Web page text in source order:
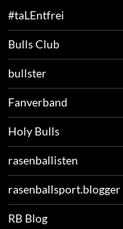
#taLEntfrei
Bulls Club
bullster
Fanverband
Holy Bulls
rasenballisten
rasenballsport.blogger
RB Blog